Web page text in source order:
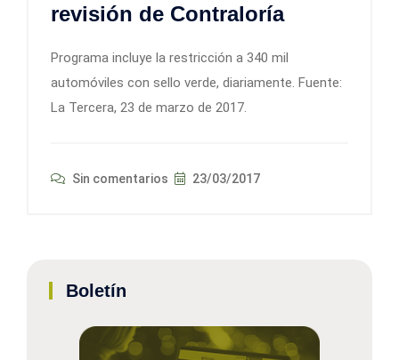
revisión de Contraloría
Programa incluye la restricción a 340 mil
automóviles con sello verde, diariamente. Fuente:
La Tercera, 23 de marzo de 2017.
Sin comentarios 23/03/2017
Boletín